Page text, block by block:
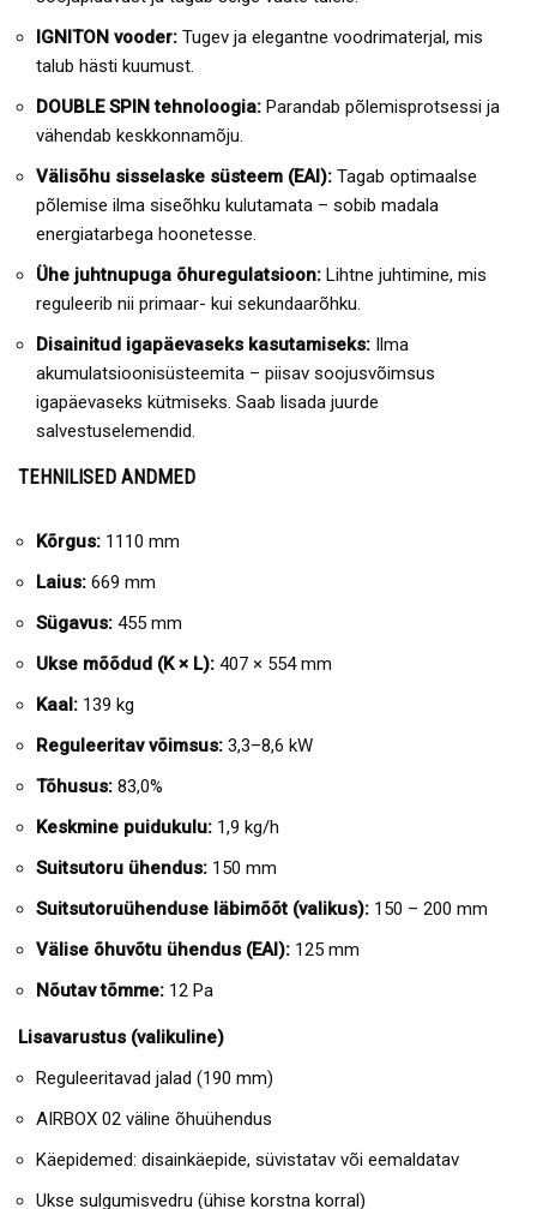
IGNITON vooder: Tugev ja elegantne voodrimaterjal, mis
talub hästi kuumust.
DOUBLE SPIN tehnoloogia: Parandab põlemisprotsessi ja
vähendab keskkonnamõju.
Välisõhu sisselaske süsteem (EAI): Tagab optimaalse
põlemise ilma siseõhku kulutamata – sobib madala
energiatarbega hoonetesse.
Ühe juhtnupuga õhuregulatsioon: Lihtne juhtimine, mis
reguleerib nii primaar- kui sekundaarõhku.
Disainitud igapäevaseks kasutamiseks: Ilma
akumulatsioonisüsteemita – piisav soojusvõimsus
igapäevaseks kütmiseks. Saab lisada juurde
salvestuselemendid.
TEHNILISED ANDMED
Kõrgus: 1110 mm
Laius: 669 mm
Sügavus: 455 mm
Ukse mõõdud (K × L): 407 × 554 mm
Kaal: 139 kg
Reguleeritav võimsus: 3,3–8,6 kW
Tõhusus: 83,0%
Keskmine puidukulu: 1,9 kg/h
Suitsutoru ühendus: 150 mm
Suitsutoruühenduse läbimõõt (valikus): 150 – 200 mm
Välise õhuvõtu ühendus (EAI): 125 mm
Nõutav tõmme: 12 Pa
Lisavarustus (valikuline)
Reguleeritavad jalad (190 mm)
AIRBOX 02 väline õhuühendus
Käepidemed: disainkäepide, süvistatav või eemaldatav
Ukse sulgumisvedru (ühise korstna korral)